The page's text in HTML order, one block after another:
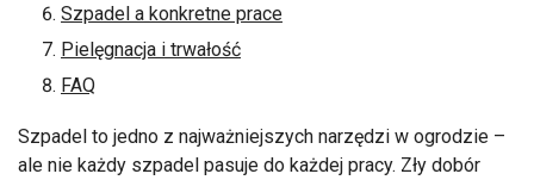
Szpadel a konkretne prace
Pielęgnacja i trwałość
FAQ
Szpadel to jedno z najważniejszych narzędzi w ogrodzie –
ale nie każdy szpadel pasuje do każdej pracy. Zły dobór